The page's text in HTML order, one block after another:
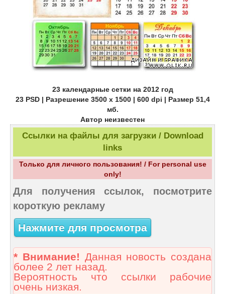
23 календарные сетки на 2012 год
23 PSD | Разрешение 3500 x 1500 | 600 dpi | Размер 51,4
мб.
Автор неизвестен
Ссылки на файлы для загрузки / Download
links
Только для личного пользования! / For personal use
only!
Для получения ссылок, посмотрите
короткую рекламу
Нажмите для просмотра
* Внимание! Данная новость создана
более 2 лет назад.
Вероятность что ссылки рабочие
очень низкая.